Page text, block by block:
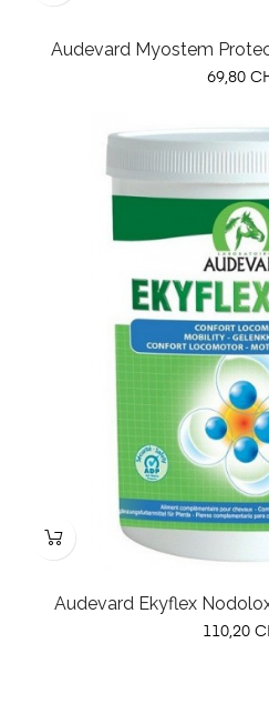
Audevard Myostem
Prix
69,80
Audevard Ekyflex
Prix
110,20